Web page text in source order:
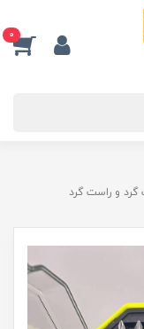
0
گرد و راست گرد